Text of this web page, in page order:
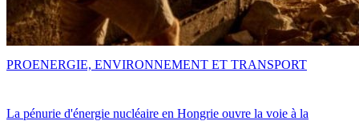
La pénurie d'énergie nucléaire en Hongrie ouvre la voie à la
PROENERGIE, ENVIRONNEMENT ET TRANSPORT